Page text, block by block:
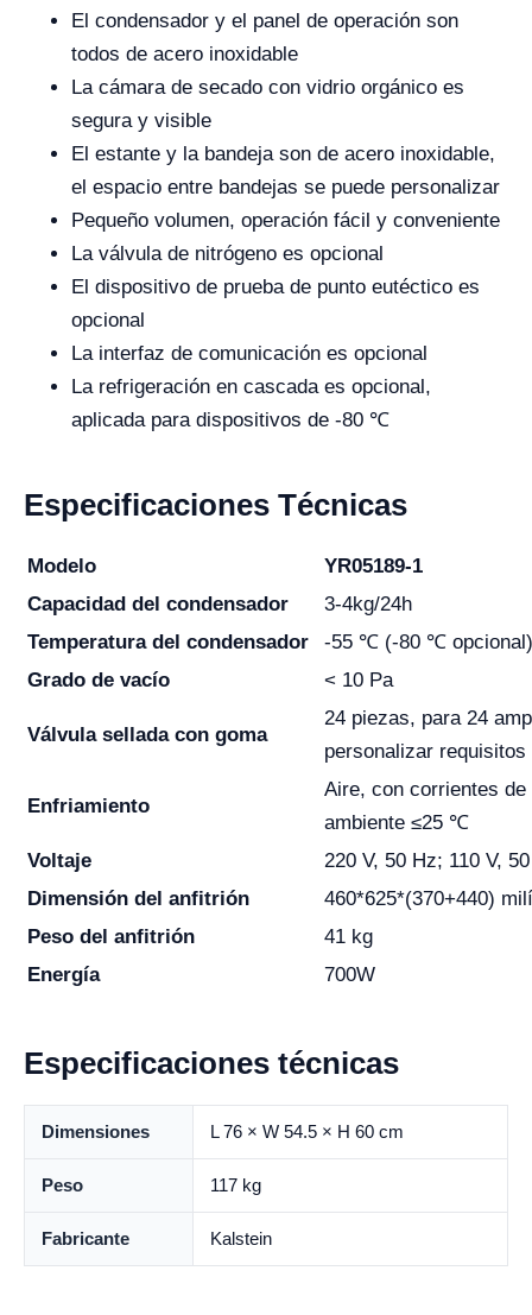
El condensador y el panel de operación son
todos de acero inoxidable
La cámara de secado con vidrio orgánico es
segura y visible
El estante y la bandeja son de acero inoxidable,
el espacio entre bandejas se puede personalizar
Pequeño volumen, operación fácil y conveniente
La válvula de nitrógeno es opcional
El dispositivo de prueba de punto eutéctico es
opcional
La interfaz de comunicación es opcional
La refrigeración en cascada es opcional,
aplicada para dispositivos de -80 ℃
Especificaciones Técnicas
Modelo
YR05189-1
Capacidad del condensador
3-4kg/24h
Temperatura del condensador
-55 ℃ (-80 ℃ opcional)
Grado de vacío
< 10 Pa
Válvula sellada con goma
24 piezas, para 24
personalizar
Enfriamiento
Aire, con corrientes
ambiente ≤25 ℃
Voltaje
220 V, 50 Hz; 110 V,
Dimensión del anfitrión
460*625*(370+440)
Peso del anfitrión
41 kg
Energía
700W
Especificaciones técnicas
Dimensiones L 76 × W 54.5 × H 60 cm
Peso 117 kg
Fabricante Kalstein